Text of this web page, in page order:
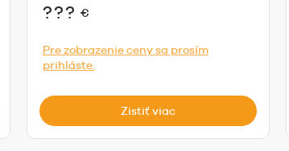
??? €
Pre zobrazenie ceny sa prosím
prihláste.
Zistiť viac